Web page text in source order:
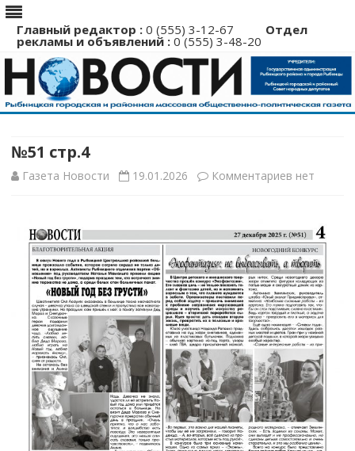
Главный редактор : 0 (555) 3-12-67 Отдел
рекламы и объявлений : 0 (555) 3-48-20
Перейти
№51 стр.4
Газета Новости 19.01.2026 Комментариев к
№51
стр.4
нет